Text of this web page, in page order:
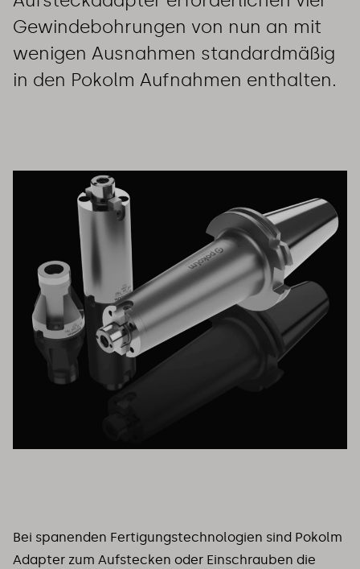
Gewindebohrungen von nun an mit
wenigen Ausnahmen standardmäßig
in den Pokolm Aufnahmen enthalten.
Bei spanenden Fertigungstechnologien sind Pokolm
Adapter zum Aufstecken oder Einschrauben die